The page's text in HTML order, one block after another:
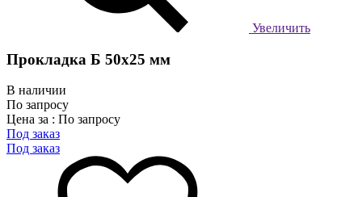
Увеличить
Прокладка Б 50х25 мм
В наличии
По запросу
Цена за : По запросу
Под заказ
Под заказ